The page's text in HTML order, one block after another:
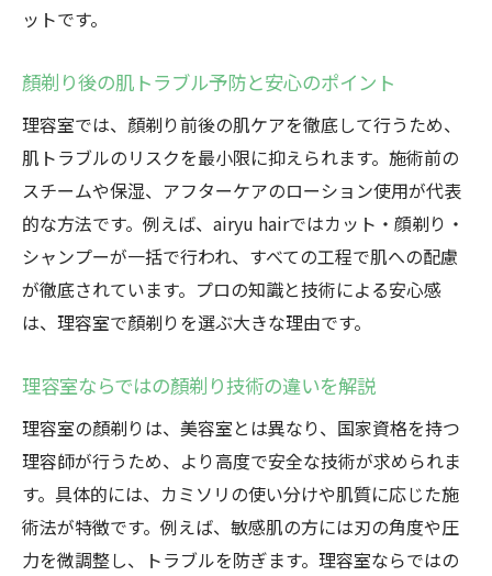
顏剃りサービスの口コミや評判を活用する
方法
オプション付き顏剃りサービスの注目ポイ
ント
顏剃りの予約や利用のしやすさを確認しよ
う
理容室と美容室の顏剃り違いを徹底考察
理容室と美容室の顏剃り許可とサービスの
美容室で顏剃りできない理由をわかりやす
く解説
理容室の顏剃り技術が選ばれる理由とは
美容室と理容室の顔剃り体験の満足度比較
顏剃り専門スタッフがいる理容室の特徴
ットです。
顏剃り後の肌トラブル予防と安心のポイント
理容室では、顏剃り前後の肌ケアを徹底して行うため、
肌トラブルのリスクを最小限に抑えられます。施術前の
スチームや保湿、アフターケアのローション使用が代表
的な方法です。例えば、airyu hairではカット・顔剃り・
シャンプーが一括で行われ、すべての工程で肌への配慮
が徹底されています。プロの知識と技術による安心感
は、理容室で顏剃りを選ぶ大きな理由です。
理容室ならではの顏剃り技術の違いを解説
理容室の顏剃りは、美容室とは異なり、国家資格を持つ
理容師が行うため、より高度で安全な技術が求められま
す。具体的には、カミソリの使い分けや肌質に応じた施
術法が特徴です。例えば、敏感肌の方には刃の角度や圧
力を微調整し、トラブルを防ぎます。理容室ならではの